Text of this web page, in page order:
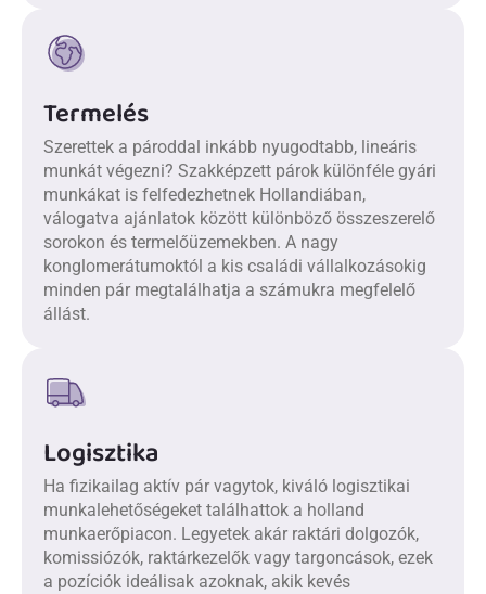
Termelés
Szerettek a pároddal inkább nyugodtabb, lineáris
munkát végezni? Szakképzett párok különféle gyári
munkákat is felfedezhetnek Hollandiában,
válogatva ajánlatok között különböző összeszerelő
sorokon és termelőüzemekben. A nagy
konglomerátumoktól a kis családi vállalkozásokig
minden pár megtalálhatja a számukra megfelelő
állást.
Logisztika
Ha fizikailag aktív pár vagytok, kiváló logisztikai
munkalehetőségeket találhattok a holland
munkaerőpiacon. Legyetek akár raktári dolgozók,
komissiózók, raktárkezelők vagy targoncások, ezek
a pozíciók ideálisak azoknak, akik kevés